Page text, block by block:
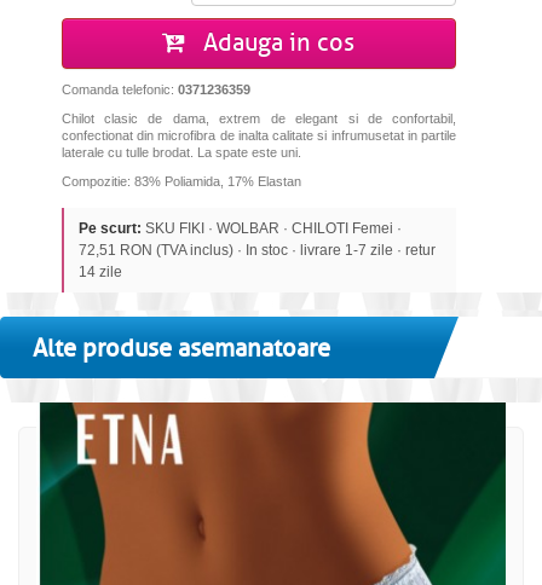
Adauga in cos
Comanda telefonic: 0371236359
Chilot clasic de dama, extrem de elegant si de confortabil,
confectionat din microfibra de inalta calitate si infrumusetat in partile
laterale cu tulle brodat. La spate este uni.
Compozitie: 83% Poliamida, 17% Elastan
Pe scurt: SKU FIKI · WOLBAR · CHILOTI Femei ·
72,51 RON (TVA inclus) · In stoc · livrare 1-7 zile · retur
14 zile
Alte produse asemanatoare